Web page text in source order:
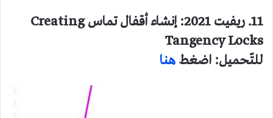
11. ريفيت 2021: إنشاء أقفال تماس Creating
Tangency Locks
للتّحميل: اضغطهنا